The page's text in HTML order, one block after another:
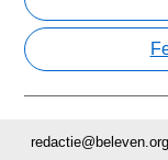
redactie@beleven.org